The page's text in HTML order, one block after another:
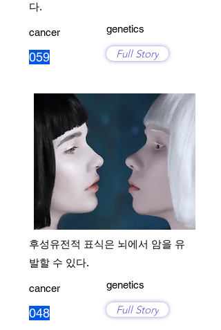
다.
cancer
059
genetics
Full Story
후성유전적 표식은 뇌에서 암을 유
발할 수 있다.
cancer
048
genetics
Full Story